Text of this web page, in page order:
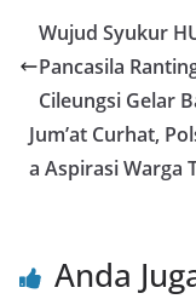
e
b
o
o
k
er l
Wujud Syukur
Pancasila
Cileungsi Gelar
Jum’at Curhat,
a Aspirasi Warga
Anda